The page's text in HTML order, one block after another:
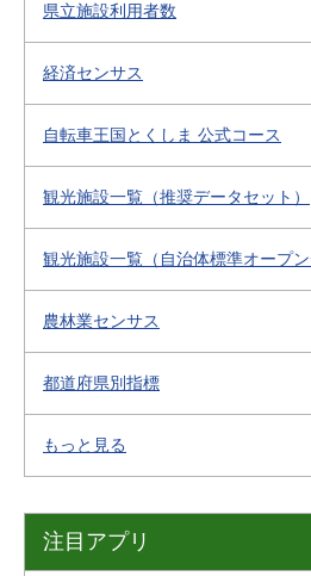
県立施設利用者数
経済センサス
自転車王国とくしま 公式コース
観光施設一覧（推奨データセット）
観光施設一覧（自治体標準オープン
農林業センサス
都道府県別指標
もっと見る
注目アプリ